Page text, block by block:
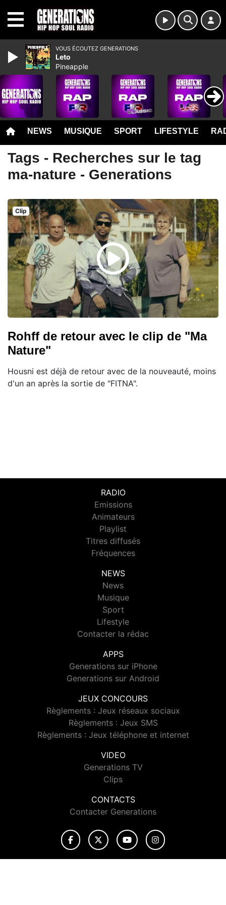
NEWS MUSIQUE SPORT LIFESTYLE
Tags - Recherches sur le tag
ma-nature - Generations
Clip
Rohff de retour avec le clip de "Ma
Nature"
Housni est déjà de retour avec de la nouveauté, moins
d'un an après la sortie de "FITNA".
RADIO
Emissions
Animateurs
Playlist
Titres diffusés
Fréquences
NEWS
News
Musique
Sport
Lifestyle
Contacter la rédac
APPS
Generations sur iPhone
Generations sur Android
JEUX CONCOURS
Règlements : Jeux réseaux sociaux
Règlements : Jeux SMS
Règlements : Jeux téléphone et internet
VIDEO
Generations TV
Clips
CONTACTS
Contacter Generations
VOUS ÉCOUTEZ GENERATIONS
Leto
Pineapple